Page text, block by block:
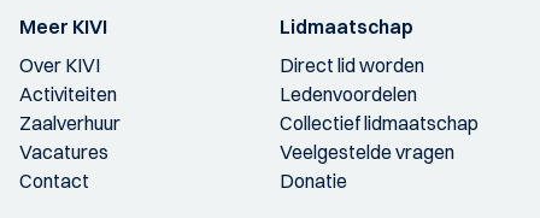
Meer KIVI
Over KIVI
Activiteiten
Zaalverhuur
Vacatures
Contact
Lidmaatschap
Direct lid worden
Ledenvoordelen
Collectief lidmaatschap
Veelgestelde vragen
Donatie